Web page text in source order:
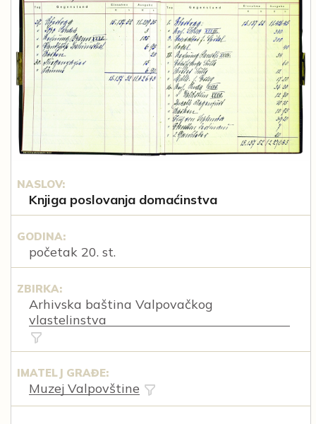
NASLOV:
Knjiga poslovanja domaćinstva
GODINA:
početak 20. st.
ZBIRKA:
Arhivska baština Valpovačkog
vlastelinstva
IMATELJ GRAĐE:
Muzej Valpovštine